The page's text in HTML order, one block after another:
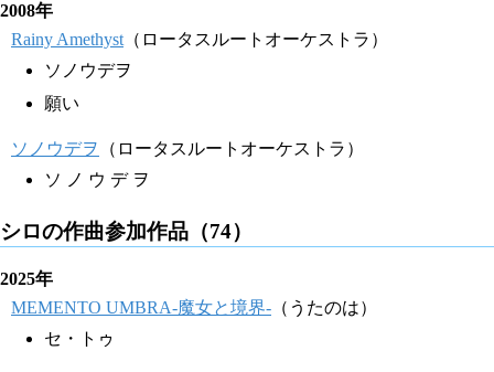
2008年
Rainy Amethyst （ロータスルートオーケストラ）
ソノウデヲ
願い
ソノウデヲ
（ロータスルートオーケストラ）
ソ ノ ウ デ ヲ
シロの作曲参加作品（74）
2025年
MEMENTO UMBRA-魔女と境界- （うたのは）
セ・トゥ